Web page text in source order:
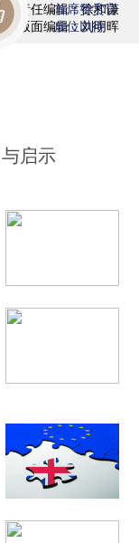
责任编辑：徐和谦
版面编辑：刘明晖
首席赞赏官
虚位以待
与启示